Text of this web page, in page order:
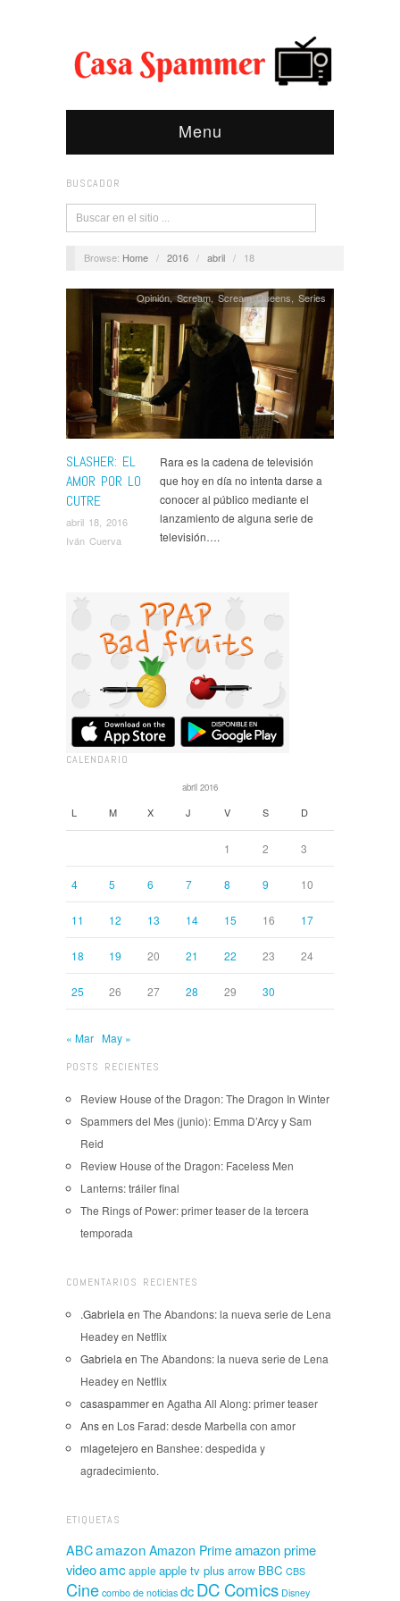
Menu
BUSCADOR
Browse: Home / 2016 / abril / 18
SLASHER: EL
AMOR POR LO
CUTRE
abril 18, 2016
Iván Cuerva
Opinión,Scream ,Scream Queens,Series
Rara es la cadena de televisión
que hoy en día no intenta darse a
conocer al público mediante el
lanzamiento de alguna serie de
televisión….
CALENDARIO
abril 2016
L M X J V S D
1 2 3
4 5 6 7 8 9 10
11 12 13 14 15 16 17
18 19 20 21 22 23 24
25 26 27 28 29 30
« Mar May »
POSTS RECIENTES
Review House of the Dragon: The Dragon In Winter
Spammers del Mes (junio): Emma D’Arcy y Sam
Reid
Review House of the Dragon: Faceless Men
Lanterns: tráiler final
The Rings of Power: primer teaser de la tercera
temporada
COMENTARIOS RECIENTES
.Gabriela en The Abandons: la nueva serie de Lena
Headey en Netflix
Gabriela en The Abandons: la nueva serie de Lena
Headey en Netflix
casaspammeren Agatha All Along: primer teaser
Ansen Los Farad: desde Marbella con amor
mlagetejero en Banshee: despedida y
agradecimiento.
ETIQUETAS
ABCamazon Amazon Primeamazon prime
videoamcapple apple tv plus arrow BBC CBS
Cine combo de noticias dcDC Comics Disney